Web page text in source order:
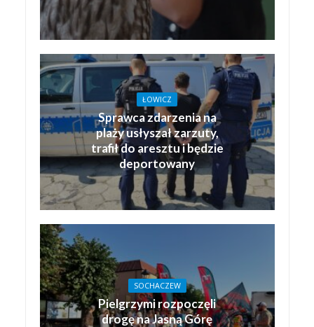
ŁOWICZ
Sprawca zdarzenia na
plaży usłyszał zarzuty,
trafił do aresztu i będzie
deportowany
SOCHACZEW
Pielgrzymi rozpoczęli
drogę na Jasną Górę